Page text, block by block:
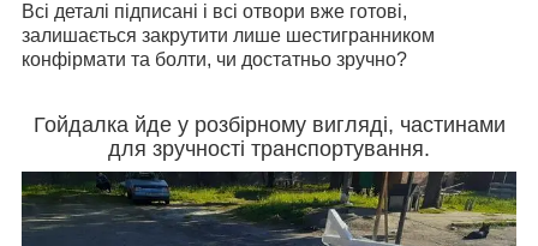
Всі деталі підписані і всі отвори вже готові,
залишається закрутити лише шестигранником
конфірмати та болти, чи достатньо зручно?
Гойдалка йде у розбірному вигляді, частинами
для зручності транспортування.